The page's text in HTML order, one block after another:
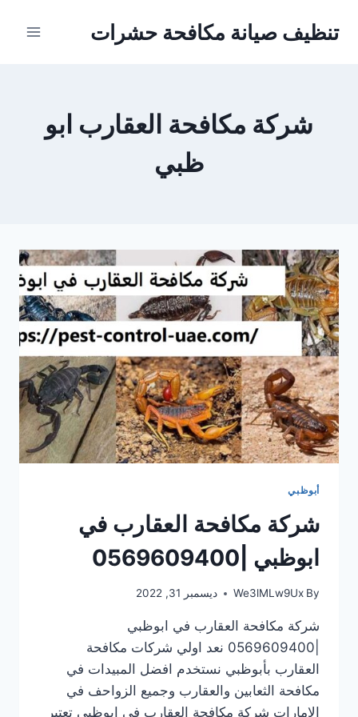
تنظيف صيانة مكافحة حشرات
شركة مكافحة العقارب ابو
ظبي
أبوظبي
شركة مكافحة العقارب في
ابوظبي |0569609400
By
We3lMLw9Ux ديسمبر 31, 2022
شركة مكافحة العقارب في ابوظبي
|0569609400 نعد اولي شركات مكافحة
العقارب بأبوظبي نستخدم افضل المبيدات في
مكافحة الثعابين والعقارب وجميع الزواحف في
الامارات شركة مكافحة العقارب في ابوظبي تعتبر